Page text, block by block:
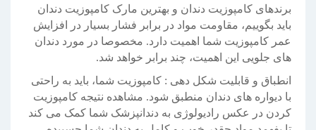
برندهای کامپوزیت دندان و بهترین مارک کامپوزیت دندان
باید بگوییم، مقاومت مواد در برابر فشار بسیار در افزایش
عمر کامپوزیت شما اهمیت دارد. مخصوصا در مورد دندان
های جلویی این اهمیت، چند برابر خواهد شد.
انطباق و قابلیت شکل دهی : کامپوزیت شما، باید به راحتی
با دیواره های دندان منطبق شود. مشاهده نتیجه کامپوزیت
کردن در عکس رادیولوژی به دندانپزشک شما کمک می کند